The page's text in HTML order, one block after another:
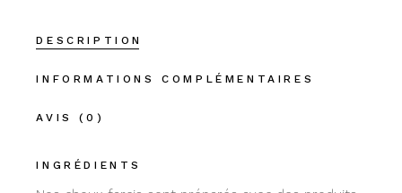
DESCRIPTION
INFORMATIONS COMPLÉMENTAIRES
AVIS (0)
INGRÉDIENTS